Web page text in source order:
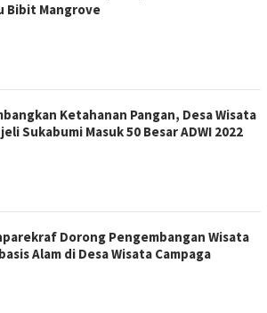
Bibit Mangrove
Ketahanan Pangan, Desa Wisata
Sukabumi Masuk 50 Besar ADWI 2022
Dorong Pengembangan Wisata
Alam di Desa Wisata Campaga